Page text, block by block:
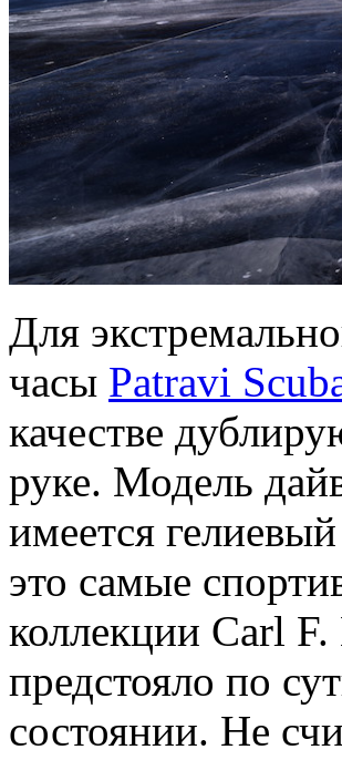
Для
часы Patravi
качестве
руке. Модель
имеется
это самые
коллекции Carl
предстояло по
состоянии. Не